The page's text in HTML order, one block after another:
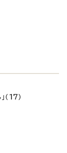
17）